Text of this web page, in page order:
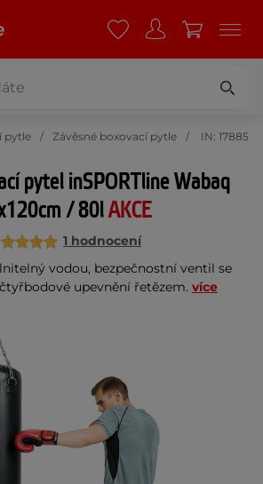
pytle Závěsné boxovací pytle IN: 17885
pytel inSPORTline Wabaq
/ 80lAKCE
1 hodnocení
vodou, bezpečnostní ventil se
upevnění řetězem. více